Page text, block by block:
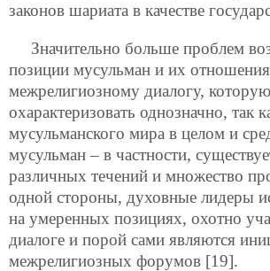
законов шариата в качестве
Значительно больше проблем
позиции мусульман и их
межрелигиозному диалогу,
охарактеризовать однозначно, так
мусульманского мира в целом и
мусульман – в частности,
различных течений и множество
одной стороны, духовные лидеры
на умеренных позициях, охотно
диалоге и порой сами являются
межрелигиозных форумов [19].